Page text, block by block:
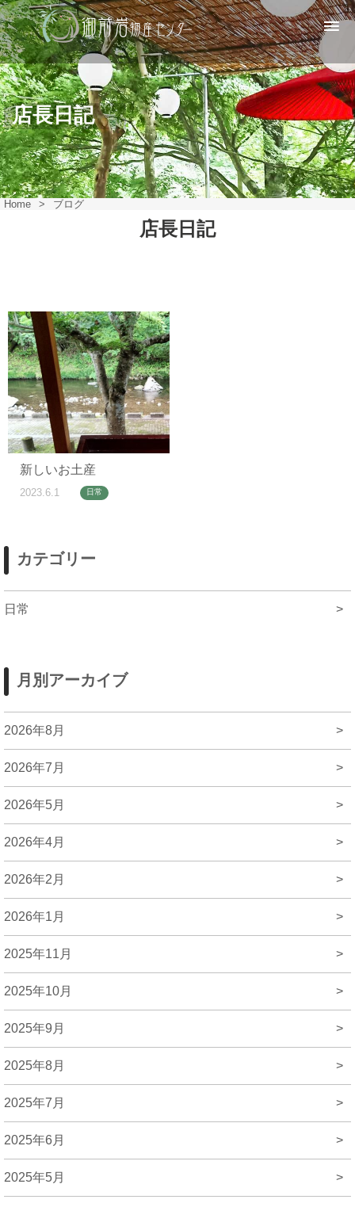
店長日記
Home > ブログ
店長日記
新しいお土産
2023.6.1 日常
カテゴリー
日常 >
月別アーカイブ
2026年8月 >
2026年7月 >
2026年5月 >
2026年4月 >
2026年2月 >
2026年1月 >
2025年11月 >
2025年10月 >
2025年9月 >
2025年8月 >
2025年7月 >
2025年6月 >
2025年5月 >